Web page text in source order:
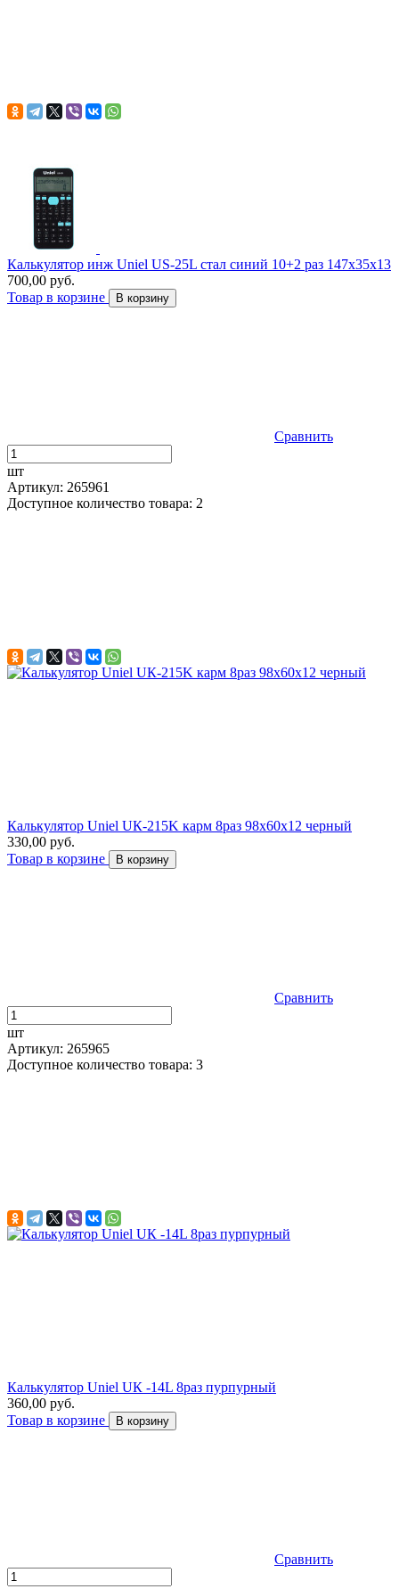
Калькулятор инж Uniel US-25L стал синий 10+2 раз 147x35x13
700,00 руб.
Товар в корзине
В корзину
Сравнить
шт
Артикул: 265961
Доступное количество товара: 2
Калькулятор Uniel UК-215K карм 8раз 98х60х12 черный
330,00 руб.
Товар в корзине
В корзину
Сравнить
шт
Артикул: 265965
Доступное количество товара: 3
Калькулятор Uniel UК -14L 8раз пурпурный
360,00 руб.
Товар в корзине
В корзину
Сравнить